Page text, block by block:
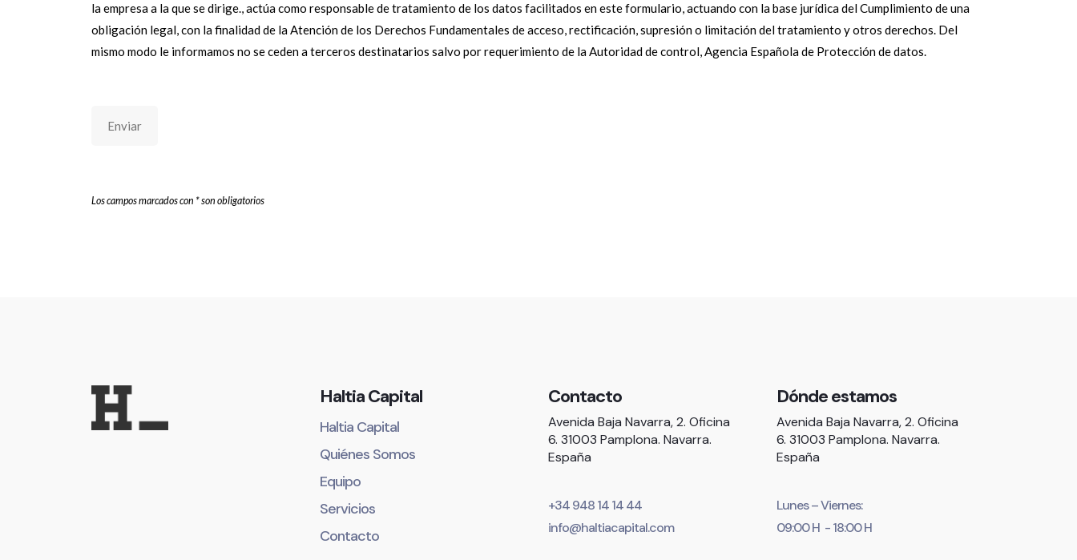
la empresa a la que se dirige., actúa como responsable de tratamiento de los datos facilitados en este formulario, actuando con la base jurídica del Cumplimiento de una
obligación legal, con la finalidad de la Atención de los Derechos Fundamentales de acceso, rectificación, supresión o limitación del tratamiento y otros derechos. Del
mismo modo le informamos no se ceden a terceros destinatarios salvo por requerimiento de la Autoridad de control, Agencia Española de Protección de datos.
Enviar
Los campos marcados con * son obligatorios
Haltia Capital
Haltia Capital
Quiénes Somos
Equipo
Servicios
Contacto
Contacto
Avenida Baja Navarra, 2. Oficina
6. 31003 Pamplona. Navarra.
España
+34 948 14 14 44
info@haltiacapital.com
Dónde estamos
Avenida Baja Navarra, 2. Oficina
6. 31003 Pamplona. Navarra.
España
Lunes – Viernes:
09:00 H - 18:00 H